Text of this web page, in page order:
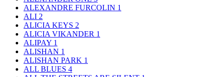
ALEXANDRE FURCOLIN 1
ALI 2
ALICIA KEYS 2
ALICIA VIKANDER 1
ALIPAY 1
ALISHAN 1
ALISHAN PARK 1
ALL BLUES 4